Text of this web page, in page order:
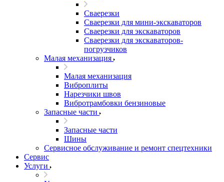
Сваерезки
Сваерезки для мини-экскаваторов
Сваерезки для экскаваторов
Сваерезки для экскаваторов-
погрузчиков
Малая механизация
Малая механизация
Виброплиты
Нарезчики швов
Вибротрамбовки бензиновые
Запасные части
Запасные части
Шины
Сервисное обслуживание и ремонт спецтехники
Сервис
Услуги